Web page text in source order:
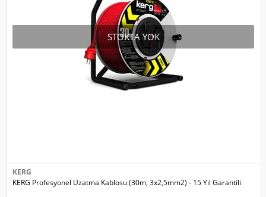
STOKTA YOK
KERG
KERG Profesyonel Uzatma Kablosu (30m, 3x2,5mm2) - 15 Yıl Garantili